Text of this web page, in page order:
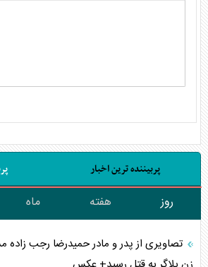
پربیننده ترین اخبار
روز هفته ماه
تصاویری از پدر و مادر حمیدرضا رجب زاده